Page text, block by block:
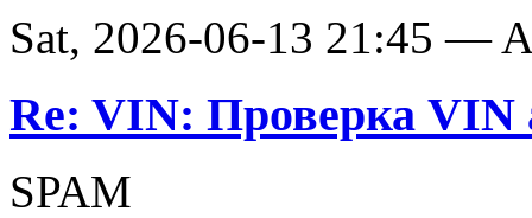
Sat, 2026-06-13 21:45 —
Re: VIN: Проверка VIN
SPAM